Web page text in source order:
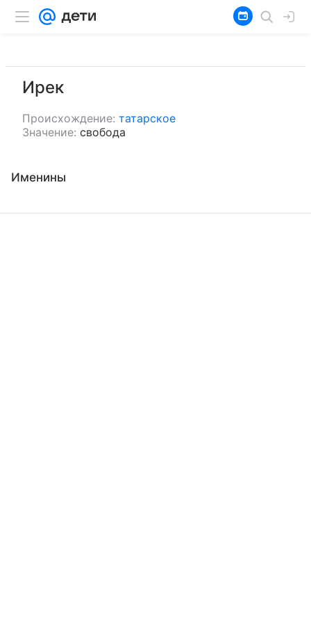
Ирек
Происхождение: татарское
Значение: свобода
Именины